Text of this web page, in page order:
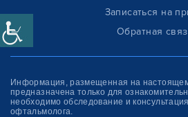
Записаться на
Обратная
Информация, размещенная на
предназначена только для
необходимо обследование и
офтальмолога.